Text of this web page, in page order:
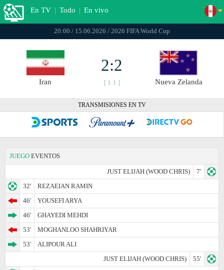
En TV | Todo | En vivo
20:00 / 15.06.2026 / 2026 FIFA World Cup
Iran
2:2
[ 1:1 ] Nueva Zelanda
TRANSMISIONES EN TV
JUEGO EVENTOS
JUST ELIJAH (WOOD CHRIS)
7'
32'
REZAEIAN RAMIN
46'
YOUSEFI ARYA
46'
GHAYEDI MEHDI
53'
MOGHANLOO SHAHRIYAR
53'
ALIPOUR ALI
JUST ELIJAH (WOOD CHRIS)
55'